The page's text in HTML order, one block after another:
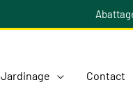
Jardinage Contact